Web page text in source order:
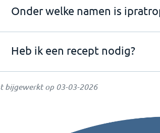
Onder welke namen is
Heb ik een recept nodig?
bijgewerkt op 03-03-2026